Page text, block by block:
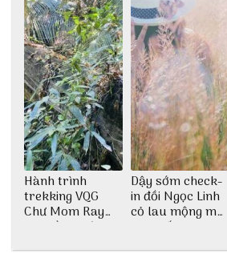
Hành trình
trekking VQG
Chư Mom Ray
tìm về núi rừng
Dậy sớm check-
in đồi Ngọc Linh
cỏ lau mộng mơ
tại Huế nè bạn